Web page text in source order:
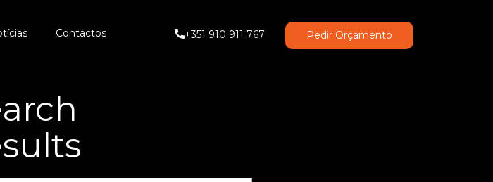
Contactos Pedir Orçamento
+351 910 911 767